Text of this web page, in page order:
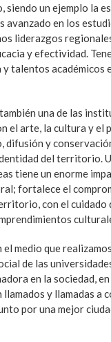
siendo un ejemplo la
avanzado en los
liderazgos
y efectividad.
talentos académicos
una de las
el arte, la cultura y el
difusión y
del territorio.
tiene un enorme
fortalece el
con el cuidado
medio que
de las
en la sociedad,
y llamadas a
por una mejor